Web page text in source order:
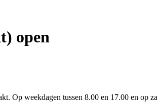
open
Op weekdagen tussen 8.00 en 17.00 en op